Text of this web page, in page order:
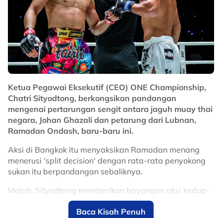
2026
“Anda akan jadi juara dunia. Jangan sedih, kembali
gimnasium, teruskan kerja keras dan anda akan jadi
yang terbaik." katanya dipetik dari MakanBola.
Meskipun wakil negara berusia 19 tahun itu, Johan
Ghazali, tewas menerusi 'split decision', dia tetap
tekad untuk bertarung sekali lagi berdepan Ramadan.
Untuk rekod, Jojo telah merekodkan tujuh kemenangan
dan lima kekalahan --hanya menerusi unanimous
decision dan split decision-- daripada 12 pertarungan.
No node context available.
Related Topics
Ketua Pegawai Eksekutif (CEO) ONE Championship,
Chatri Sityodtong, berkongsikan pandangan
mengenai pertarungan sengit antara jaguh muay thai
negara, Johan Ghazali dan petarung dari Lubnan,
Ramadan Ondash, baru-baru ini.
Aksi di Bangkok itu menyaksikan Ramadan menang
menerusi 'split decision' dengan rata-rata penyokong
sukan itu berpandangan sebaliknya.
Malah, Sityodtang memberikan bayangan aksi kedua-
dua petarung itu bakal diadakan sekali lagi dengan
menjelaskan 'lawan sekali lagi? 100 peratus'.
Baca Kisah Penuh